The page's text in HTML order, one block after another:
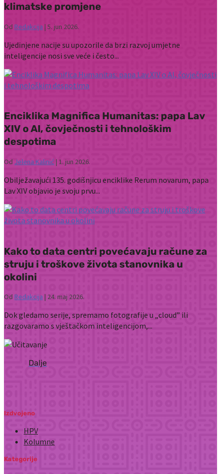
klimatske promjene
Od Redakcija | 5. jun 2026.
Ujedinjene nacije su upozorile da brzi razvoj umjetne
inteligencije nosi sve veće i često...
Enciklika Magnifica Humanitas: papa Lav
XIV o AI, čovječnosti i tehnološkim
despotima
Od Jelena Kalinić | 1. jun 2026.
Obilježavajući 135. godišnjicu enciklike Rerum novarum, papa
Lav XIV objavio je svoju prvu...
Kako to data centri povećavaju račune za
struju i troškove života stanovnika u
okolini
Od Redakcija | 24. maj 2026.
Dok gledamo serije, spremamo fotografije u „cloud” ili
razgovaramo s vještačkom inteligencijom,...
Izdvojeno
HPV
Kolumne
Kategorije